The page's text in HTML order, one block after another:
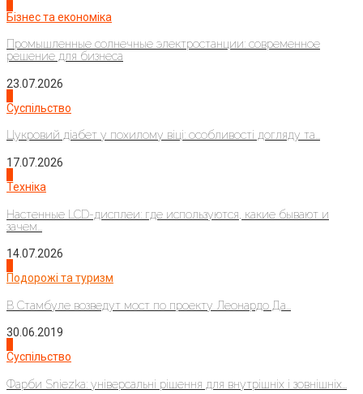
Бізнес та економіка
Промышленные солнечные электростанции: современное
решение для бизнеса
23.07.2026
Суспільство
Цукровий діабет у похилому віці: особливості догляду та...
17.07.2026
Техніка
Настенные LCD-дисплеи: где используются, какие бывают и
зачем...
14.07.2026
Подорожі та туризм
В Стамбуле возведут мост по проекту Леонардо Да...
30.06.2019
Суспільство
Фарби Sniezka: універсальні рішення для внутрішніх і зовнішніх...